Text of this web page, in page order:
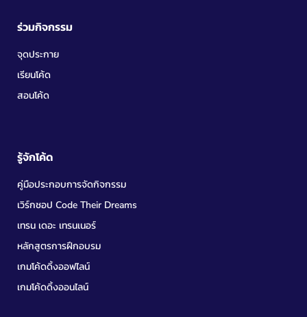
ร่วมกิจกรรม
จุดประกาย
เรียนโค้ด
สอนโค้ด
รู้จักโค้ด
คู่มือประกอบการจัดกิจกรรม
เวิร์กชอป Code Their Dreams
เทรน เดอะ เทรนเนอร์
หลักสูตรการฝึกอบรม
เกมโค้ดดิ้งออฟไลน์
เกมโค้ดดิ้งออนไลน์